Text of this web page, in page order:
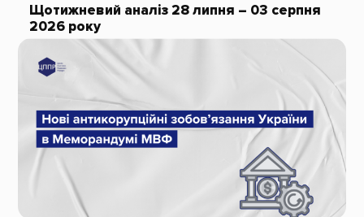
Щотижневий аналіз 28 липня – 03 серпня
2026 року